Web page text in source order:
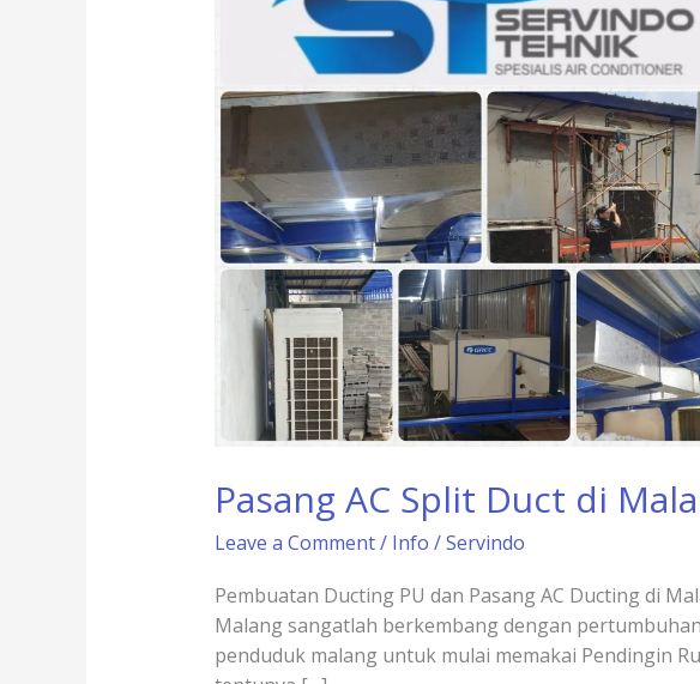
Pasang AC Split Duct di
Leave a Comment/ Info /Servindo
Pembuatan Ducting PU dan Pasang AC Ducting di
Malang sangatlah berkembang dengan
penduduk malang untuk mulai memakai Pendingin